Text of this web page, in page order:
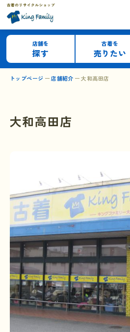
店舗を
探す
古着を
売りたい
トップページ 店舗紹介 大和高田店
大和高田店